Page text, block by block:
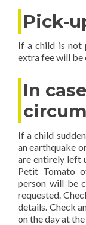
Pick-
If a child is not
extra fee will be
In
If a child
an earthquake
are entirely left
Petit Tomato
person will be
requested.
details. Check
on the day at